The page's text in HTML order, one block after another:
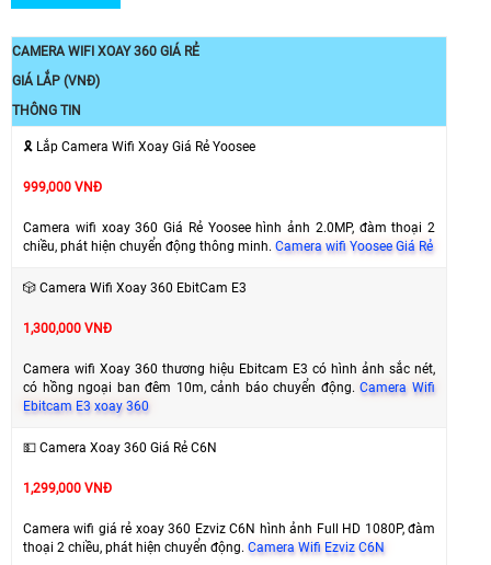
CAMERA WIFI XOAY 360 GIÁ RẺ
GIÁ LẮP (VNĐ)
THÔNG TIN
🎗️ Lắp Camera Wifi Xoay Giá Rẻ Yoosee
999,000 VNĐ
Camera wifi xoay 360 Giá Rẻ Yoosee hình ảnh 2.0MP, đàm thoại 2
chiều, phát hiện chuyển động thông minh. Camera wifi Yoosee Giá Rẻ
🎲 Camera Wifi Xoay 360 EbitCam E3
1,300,000 VNĐ
Camera wifi Xoay 360 thương hiệu Ebitcam E3 có hình ảnh sắc nét,
có hồng ngoại ban đêm 10m, cảnh báo chuyển động.Camera Wifi
Ebitcam E3 xoay 360
💵 Camera Xoay 360 Giá Rẻ C6N
1,299,000 VNĐ
Camera wifi giá rẻ xoay 360 Ezviz C6N hình ảnh Full HD 1080P, đàm
thoại 2 chiều, phát hiện chuyển động. Camera Wifi Ezviz C6N